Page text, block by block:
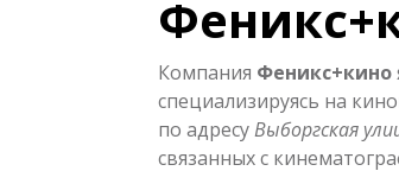
Компания Феникс+кино
специализируясь на
по адресуВыборгская
связанных с